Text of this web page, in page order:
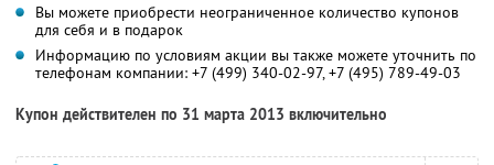
Вы можете приобрести неограниченное количество купонов
для себя и в подарок
Информацию по условиям акции вы также можете уточнить по
телефонам компании: +7 (499) 340-02-97, +7 (495) 789-49-03
Купон действителен по 31 марта 2013 включительно